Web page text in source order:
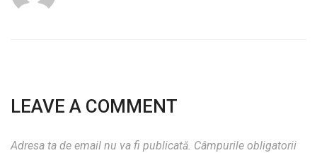
LEAVE A COMMENT
Adresa ta de email nu va fi publicată. Câmpurile obligatorii